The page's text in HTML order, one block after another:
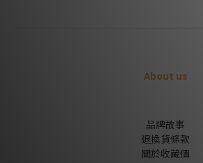
About us
品牌故事
退換貨條款
關於收藏價